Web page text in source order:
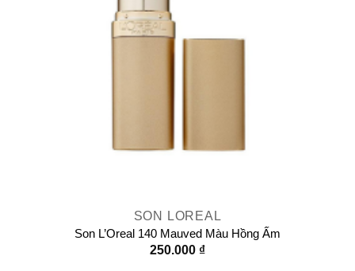
SON LOREAL
Son L’Oreal 140 Mauved Màu Hồng Ấm
250.000 ₫